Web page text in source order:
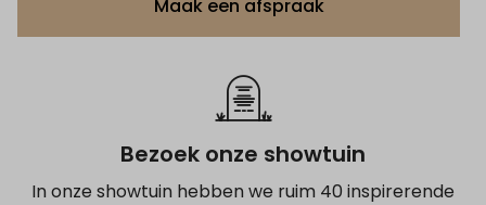
Maak een afspraak
Bezoek onze showtuin
In onze showtuin hebben we ruim 40 inspirerende